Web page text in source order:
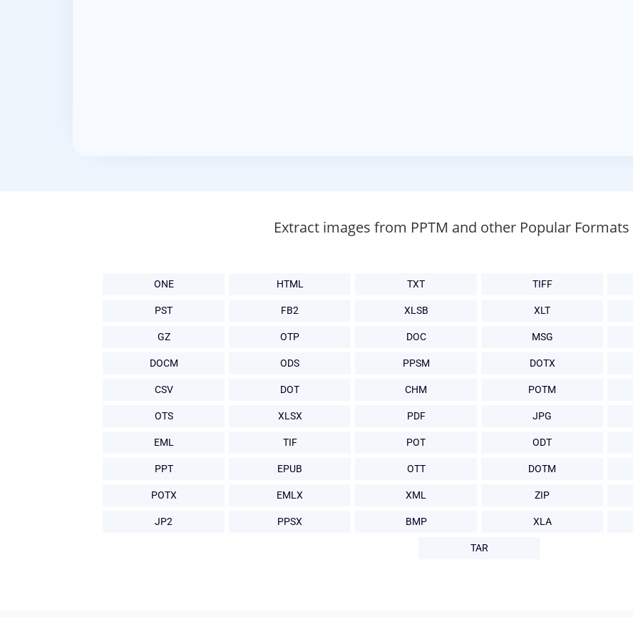
Extract images from PPTM and other Popular
ONE HTML TXT TIFF
PST FB2 XLSB XLT
GZ OTP DOC MSG
DOCM ODS PPSM DOTX
CSV DOT CHM POTM
OTS XLSX PDF JPG
EML TIF POT ODT
PPT EPUB OTT DOTM
POTX EMLX XML ZIP
JP2 PPSX BMP XLA
TAR